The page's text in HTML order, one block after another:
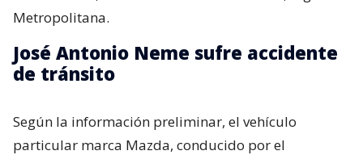
Metropolitana.
José Antonio Neme sufre accidente
de tránsito
Según la información preliminar, el vehículo
particular marca Mazda, conducido por el